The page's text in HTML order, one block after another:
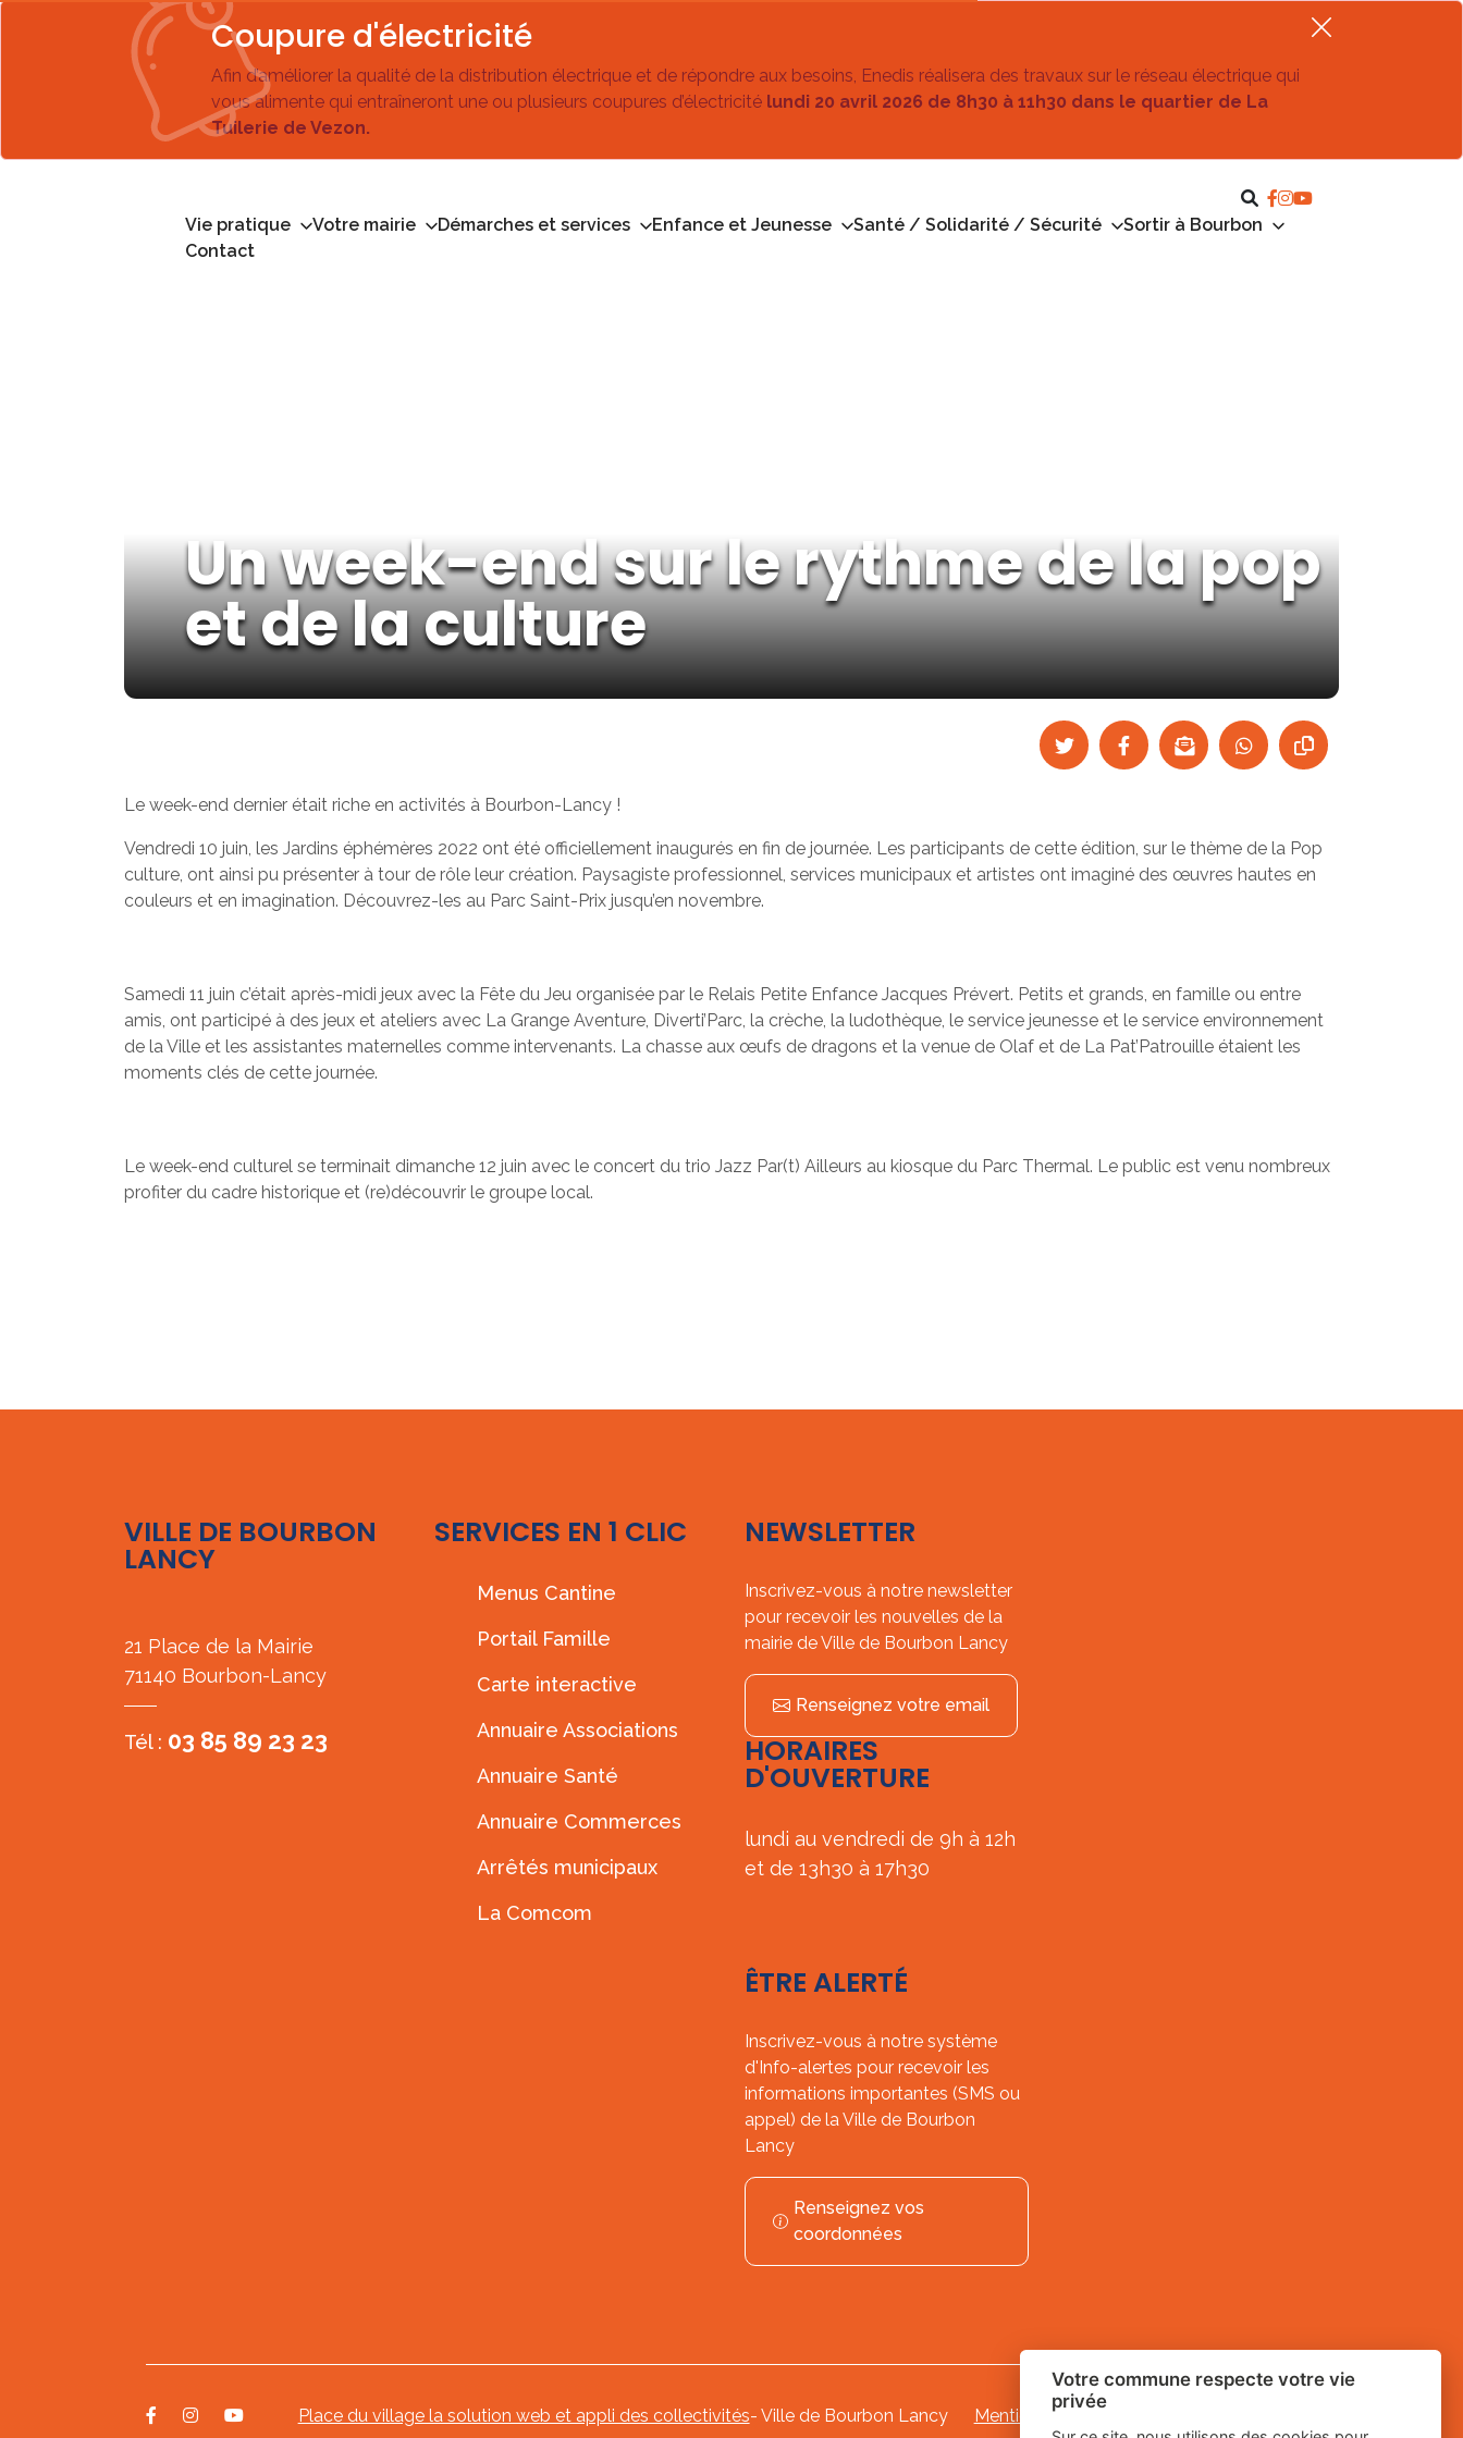
Coupure d'électricité
Afin d’améliorer la qualité de la distribution électrique et de répondre aux besoins, Enedis réalisera des travaux sur le réseau électrique qui
vous alimente qui entraîneront une ou plusieurs coupures d’électricité lundi 20 avril 2026 de 8h30 à 11h30 dans le quartier de La
Tuilerie de Vezon.
Vie pratique Votre mairie Démarches et services Enfance et Jeunesse Santé / Solidarité / Sécurité
Sortir à Bourbon
Contact
Un week-end sur le rythme de la pop
et de la culture
Le week-end dernier était riche en activités à Bourbon-Lancy !
Vendredi 10 juin, les Jardins éphémères 2022 ont été officiellement inaugurés en fin de journée. Les participants de cette édition, sur le thème de la Pop
culture, ont ainsi pu présenter à tour de rôle leur création. Paysagiste professionnel, services municipaux et artistes ont imaginé des œuvres hautes en
couleurs et en imagination. Découvrez-les au Parc Saint-Prix jusqu’en novembre.
Samedi 11 juin c’était après-midi jeux avec la Fête du Jeu organisée par le Relais Petite Enfance Jacques Prévert. Petits et grands, en famille ou entre
amis, ont participé à des jeux et ateliers avec La Grange Aventure, Diverti’Parc, la crèche, la ludothèque, le service jeunesse et le service environnement
de la Ville et les assistantes maternelles comme intervenants. La chasse aux œufs de dragons et la venue de Olaf et de La Pat’Patrouille étaient les
moments clés de cette journée.
Le week-end culturel se terminait dimanche 12 juin avec le concert du trio Jazz Par(t) Ailleurs au kiosque du Parc Thermal. Le public est venu nombreux
profiter du cadre historique et (re)découvrir le groupe local.
VILLE DE BOURBON
LANCY
21 Place de la Mairie
71140 Bourbon-Lancy
Tél : 03 85 89 23 23
SERVICES EN 1 CLIC
Menus Cantine
Portail Famille
Carte interactive
Annuaire Associations
Annuaire Santé
Annuaire Commerces
Arrêtés municipaux
La Comcom
NEWSLETTER
Inscrivez-vous à notre newsletter
pour recevoir les nouvelles de la
mairie de Ville de Bourbon Lancy
Renseignez votre email
HORAIRES
D'OUVERTURE
lundi au vendredi de 9h à 12h
et de 13h30 à 17h30
ÊTRE ALERTÉ
Inscrivez-vous à notre système
d'Info-alertes pour recevoir les
informations importantes (SMS ou
appel) de la Ville de Bourbon
Lancy
Renseignez vos
coordonnées
Place du village la solution web et appli des collectivités- Ville de Bourbon Lancy Mentions légales
Votre commune respecte votre vie
privée